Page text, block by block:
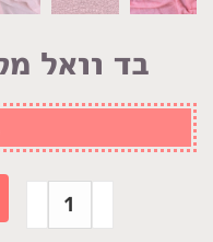
בד וואל
כמות
של